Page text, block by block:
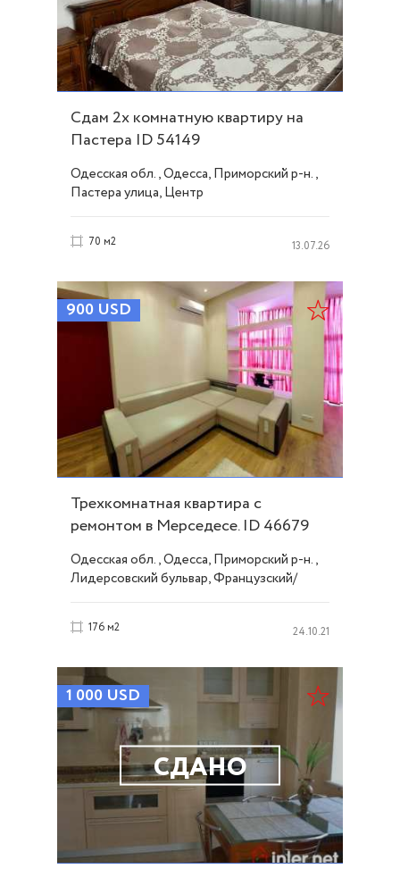
Сдам 2х комнатную квартиру на
Пастера ID 54149
Одесская обл., Одесса, Приморский р-н.,
Пастера улица, Центр
70 м2 13.07.26
900 USD
Трехкомнатная квартира с
ремонтом в Мерседесе. ID 46679
Одесская обл., Одесса, Приморский р-н.,
Лидерсовский бульвар, Французский/
176 м2 24.10.21
СДАНО
1 000 USD